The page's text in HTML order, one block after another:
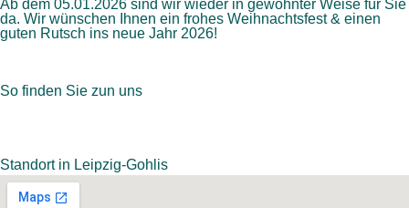
Ab dem 05.01.2026 sind wir wieder in gewohnter Weise für Sie
da. Wir wünschen Ihnen ein frohes Weihnachtsfest & einen
guten Rutsch ins neue Jahr 2026!
So finden Sie zun uns
Standort in Leipzig-Gohlis